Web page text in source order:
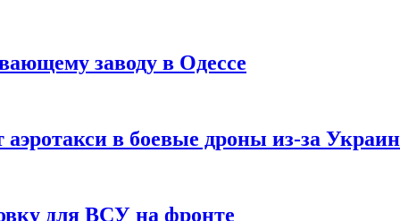
заводу в Одессе
в боевые дроны из-за
для ВСУ на фронте